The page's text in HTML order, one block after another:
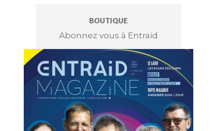
BOUTIQUE
Abonnez vous à Entraid